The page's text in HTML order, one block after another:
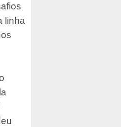
linha